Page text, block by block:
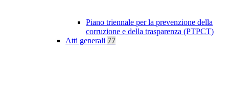
Piano triennale per la prevenzione della
corruzione e della trasparenza (PTPCT)
Atti generali 77